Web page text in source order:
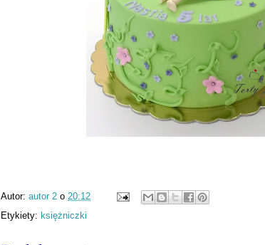
Autor: autor 2 o 20:12
Etykiety: księżniczki